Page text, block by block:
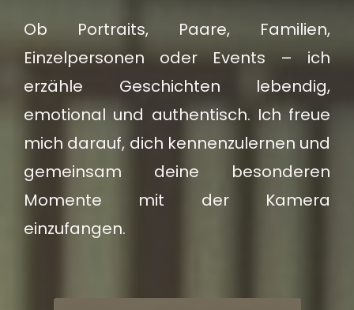
Ob Portraits, Paare, Familien,
Einzelpersonen oder Events – ich
erzähle Geschichten lebendig,
emotional und authentisch. Ich freue
mich darauf, dich kennenzulernen und
gemeinsam deine besonderen
Momente mit der Kamera
einzufangen.